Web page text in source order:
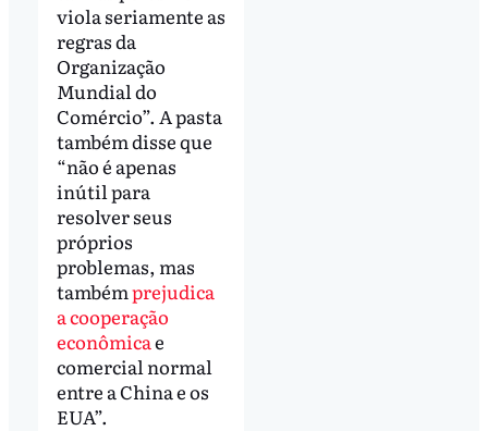
viola seriamente as
regras da
Organização
Mundial do
Comércio”. A pasta
também disse que
“não é apenas
inútil para
resolver seus
próprios
problemas, mas
tambémprejudica
a cooperação
econômicae
comercial normal
entre a China e os
EUA”.